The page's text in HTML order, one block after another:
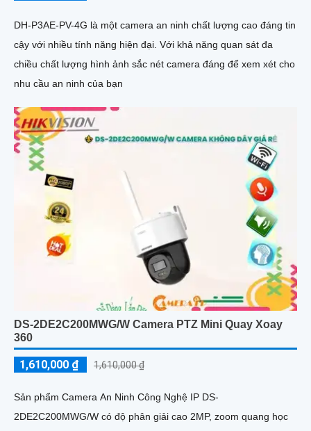
DH-P3AE-PV-4G là một camera an ninh chất lượng cao đáng tin
cậy với nhiều tính năng hiện đại. Với khả năng quan sát đa
chiều chất lượng hình ảnh sắc nét camera đáng để xem xét cho
nhu cầu an ninh của bạn
DS-2DE2C200MWG/W Camera PTZ Mini Quay Xoay
360
1,610,000 ₫ 1,610,000 ₫
Sản phẩm Camera An Ninh Công Nghệ IP DS-
2DE2C200MWG/W có độ phân giải cao 2MP, zoom quang học